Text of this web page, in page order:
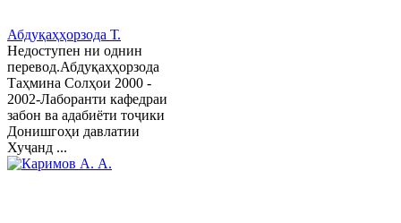
Абдуқаҳҳорзода Т.
Недоступен ни однин
перевод.Абдуқаҳҳорзода
Таҳмина Солҳои 2000 -
2002-Лаборанти кафедраи
забон ва адабиёти тоҷики
Донишгоҳи давлатии
Хуҷанд ...